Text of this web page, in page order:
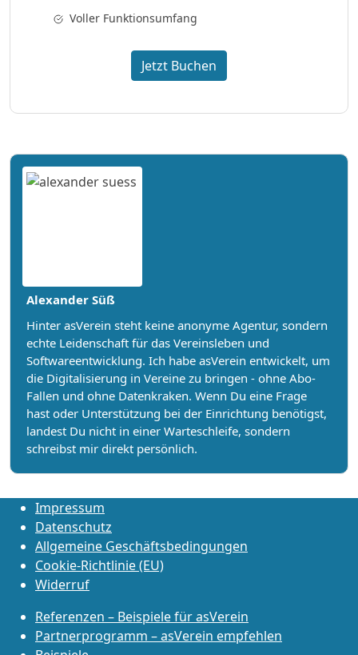
Voller Funktionsumfang
Jetzt Buchen
Alexander Süß
Hinter asVerein steht keine anonyme Agentur, sondern
echte Leidenschaft für das Vereinsleben und
Softwareentwicklung. Ich habe asVerein entwickelt, um
die Digitalisierung in Vereine zu bringen - ohne Abo-
Fallen und ohne Datenkraken. Wenn Du eine Frage
hast oder Unterstützung bei der Einrichtung benötigst,
landest Du nicht in einer Warteschleife, sondern
schreibst mir direkt persönlich.
Impressum
Datenschutz
Allgemeine Geschäftsbedingungen
Cookie-Richtlinie (EU)
Widerruf
Referenzen – Beispiele für asVerein
Partnerprogramm – asVerein empfehlen